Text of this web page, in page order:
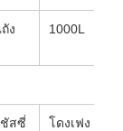
ง
1000L
สซี่ โดงเฟง